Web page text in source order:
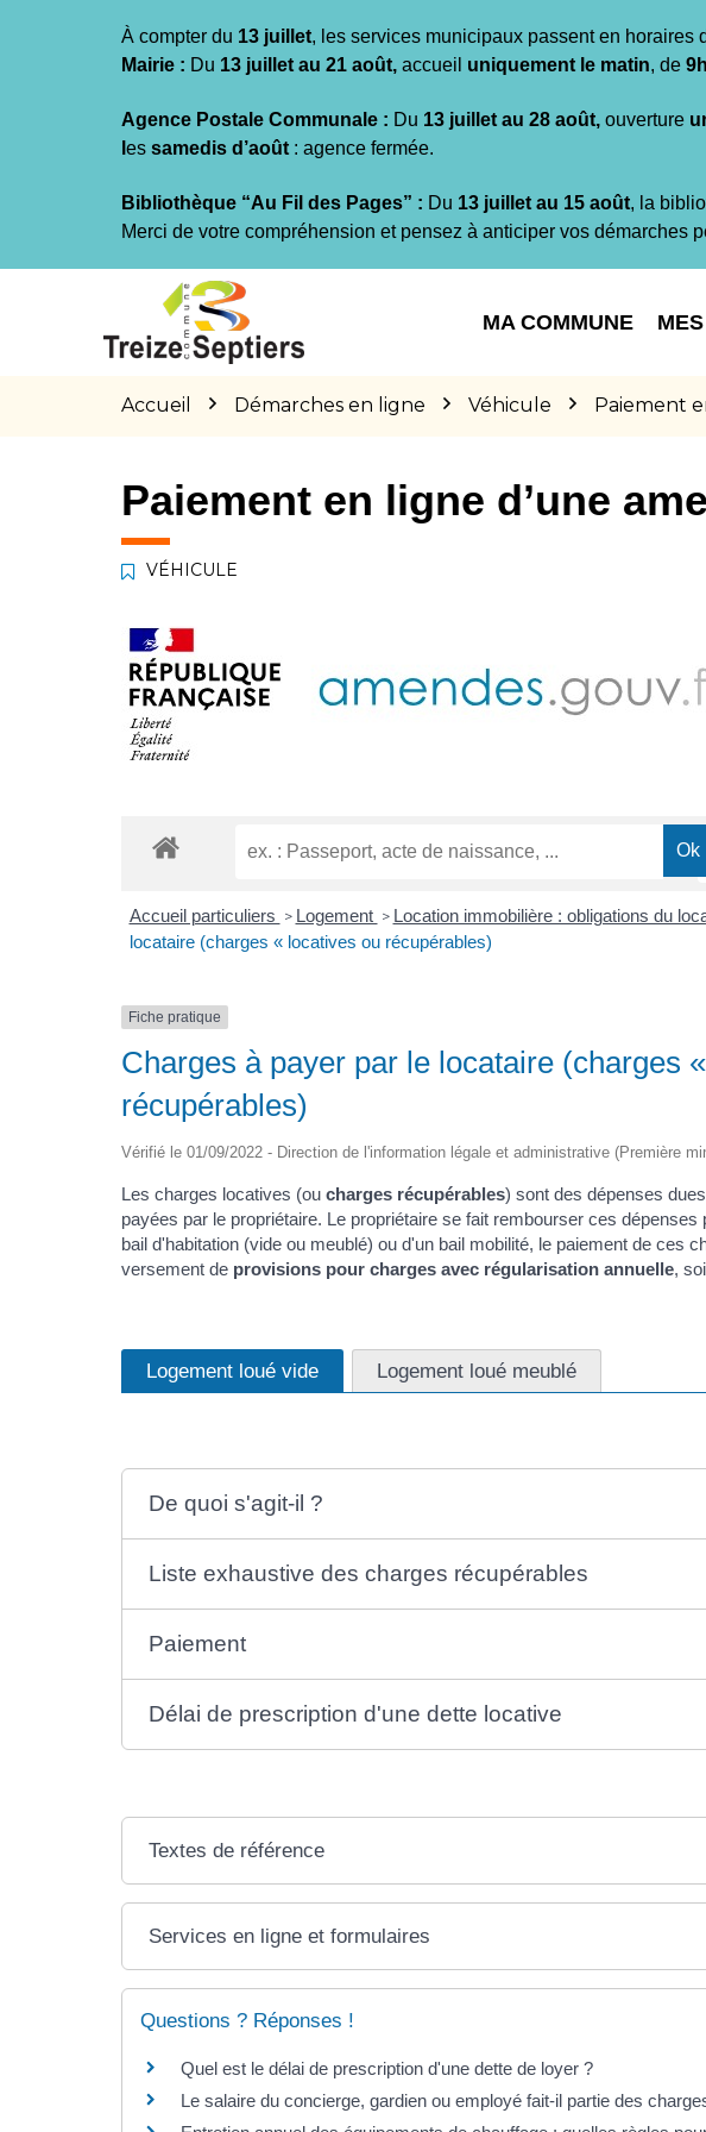
À compter du 13 juillet, les services municipaux passent en horaires
Mairie : Du 13 juillet au 21 août, accueil uniquement le matin, de
Agence Postale Communale : Du 13 juillet au 28 août, ouverture
es samedis d’août : agence fermée.
Bibliothèque “Au Fil des Pages” : Du 13 juillet au 15 août, la
Merci de votre compréhension et pensez à anticiper vos démarches
MA COMMUNE
Accueil Démarches en ligne Véhicule Paiement
Paiement en ligne d’une
VÉHICULE
Accueil particuliers > Logement > Location immobilière : obligations du
locataire (charges « locatives ou récupérables)
Fiche pratique
Charges à payer par le locataire (charges
récupérables)
Vérifié le 01/09/2022 - Direction de l'information légale et administrative (Première
Les charges locatives (ou charges récupérables) sont des dépenses
payées par le propriétaire. Le propriétaire se fait rembourser ces
bail d'habitation (vide ou meublé) ou d'un bail mobilité, le paiement de ces
versement de provisions pour charges avec régularisation annuelle,
Logement loué vide Logement loué meublé
De quoi s'agit-il ?
Liste exhaustive des charges récupérables
Paiement
Délai de prescription d'une dette locative
Textes de référence
Services en ligne et formulaires
Questions ? Réponses !
Quel est le délai de prescription d'une dette de loyer ?
Le salaire du concierge, gardien ou employé fait-il partie des